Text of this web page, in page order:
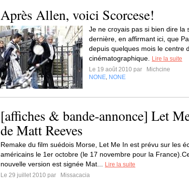
Après Allen, voici Scorcese!
Je ne croyais pas si bien dire la
dernière, en affirmant ici, que
depuis quelques mois le centre
cinématographique.
Lire la suite
Le 19 août 2010 par
Michcine
NONE NONE
[affiches & bande-annonce] Let
de Matt Reeves
Remake du film suédois Morse, Let Me In est prévu sur les
américains le 1er octobre (le 17 novembre pour la
nouvelle version est signée Mat...
Lire la suite
Le 29 juillet 2010 par
Missacacia